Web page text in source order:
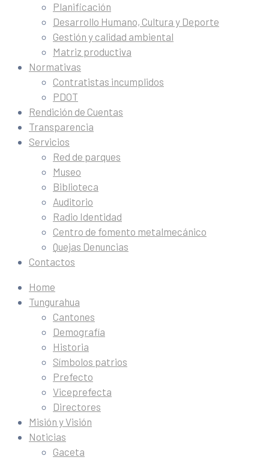
Planificación
Desarrollo Humano, Cultura y Deporte
Gestión y calidad ambiental
Matriz productiva
Normativas
Contratistas incumplidos
PDOT
Rendición de Cuentas
Transparencia
Servicios
Red de parques
Museo
Biblioteca
Auditorio
Radio Identidad
Centro de fomento metalmecánico
Quejas Denuncias
Contactos
Home
Tungurahua
Cantones
Demografía
Historia
Símbolos patrios
Prefecto
Viceprefecta
Directores
Misión y Visión
Noticias
Gaceta